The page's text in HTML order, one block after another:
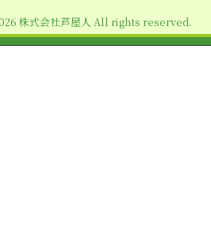
株式会社芦屋人 All rights reserved.